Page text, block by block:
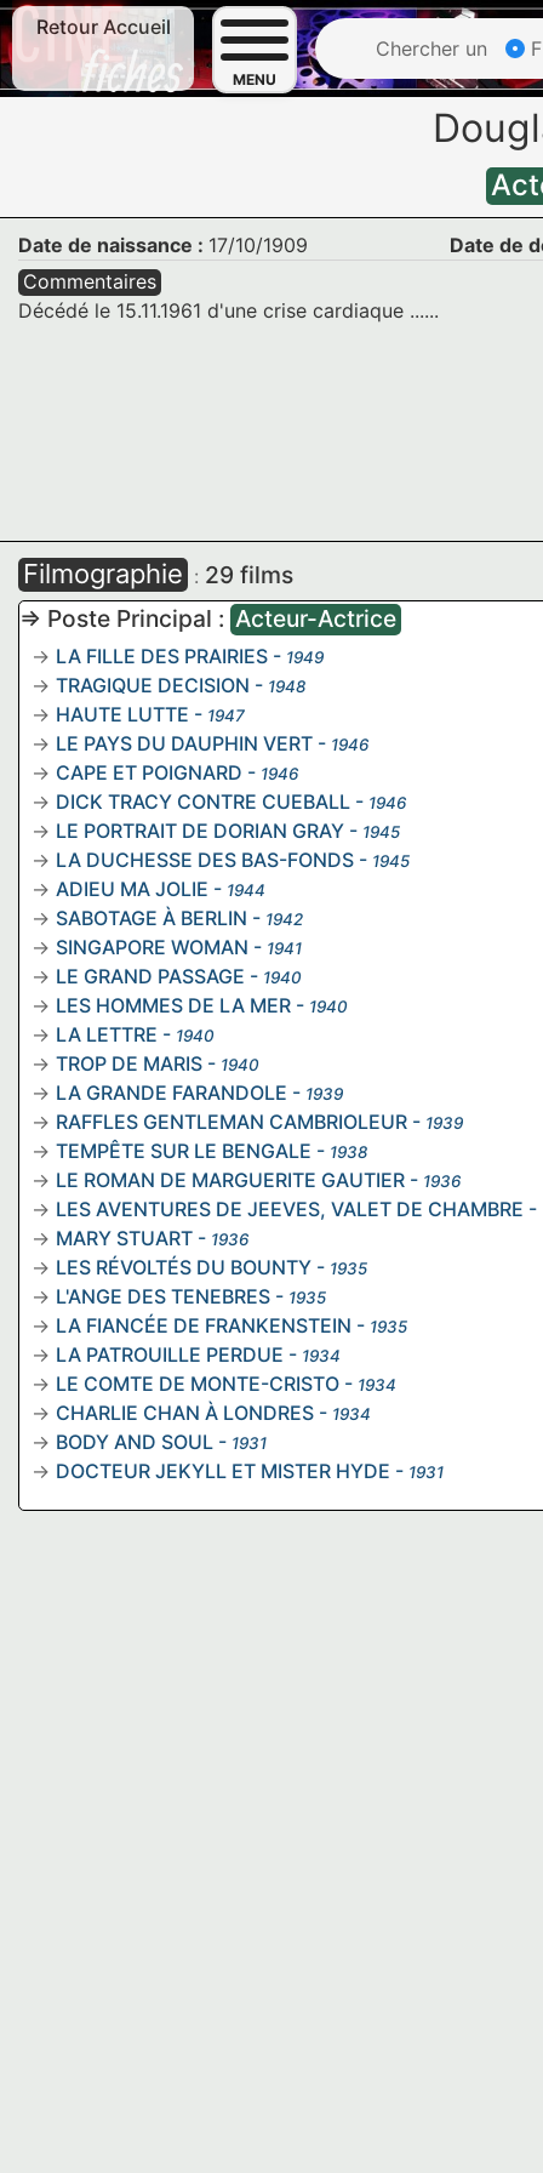
Retour Accueil
MENU
Chercher un
Date de naissance : 17/10/1909
Date de
Commentaires
Décédé le 15.11.1961 d'une crise cardiaque ......
Filmographie : 29 films
=> Poste Principal : Acteur-Actrice
LA FILLE DES PRAIRIES - 1949
TRAGIQUE DECISION - 1948
HAUTE LUTTE - 1947
LE PAYS DU DAUPHIN VERT - 1946
CAPE ET POIGNARD - 1946
DICK TRACY CONTRE CUEBALL - 1946
LE PORTRAIT DE DORIAN GRAY - 1945
LA DUCHESSE DES BAS-FONDS - 1945
ADIEU MA JOLIE - 1944
SABOTAGE À BERLIN - 1942
SINGAPORE WOMAN - 1941
LE GRAND PASSAGE - 1940
LES HOMMES DE LA MER - 1940
LA LETTRE - 1940
TROP DE MARIS - 1940
LA GRANDE FARANDOLE - 1939
RAFFLES GENTLEMAN CAMBRIOLEUR - 1939
TEMPÊTE SUR LE BENGALE - 1938
LE ROMAN DE MARGUERITE GAUTIER - 1936
LES AVENTURES DE JEEVES, VALET DE CHAMBRE -
MARY STUART - 1936
LES RÉVOLTÉS DU BOUNTY - 1935
L'ANGE DES TENEBRES - 1935
LA FIANCÉE DE FRANKENSTEIN - 1935
LA PATROUILLE PERDUE - 1934
LE COMTE DE MONTE-CRISTO - 1934
CHARLIE CHAN À LONDRES - 1934
BODY AND SOUL - 1931
DOCTEUR JEKYLL ET MISTER HYDE - 1931